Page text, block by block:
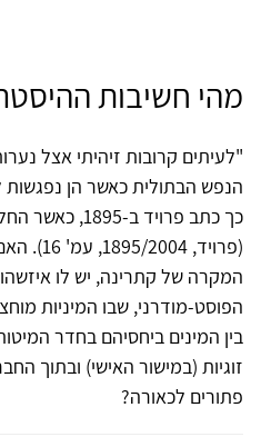
מהי חשיבות
"לעיתים קרובות זיהיתי אצל
הנפש הבתולית כאשר הן נפגשות
כך כתב פרויד
(פרויד,
המקרה של קתרינה, יש לו איזשהו
הפוסט-מודרני, שבו המיניות
בין המינים ביחסיהם בחדר
זוגיות (במישור האישי) ובתוך
פתורים לכאורה?